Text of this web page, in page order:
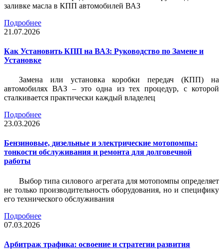
заливке масла в КПП автомобилей ВАЗ
Подробнее
21.07.2026
Как Установить КПП на ВАЗ: Руководство по Замене и
Установке
Замена или установка коробки передач (КПП) на
автомобилях ВАЗ – это одна из тех процедур, с которой
сталкивается практически каждый владелец
Подробнее
23.03.2026
Бензиновые, дизельные и электрические мотопомпы:
тонкости обслуживания и ремонта для долговечной
работы
Выбор типа силового агрегата для мотопомпы определяет
не только производительность оборудования, но и специфику
его технического обслуживания
Подробнее
07.03.2026
Арбитраж трафика: освоение и стратегии развития